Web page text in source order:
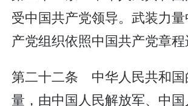
受中国共产党领导。武装力
产党组织依照中国共产党章程
第二十二条 中华人民共和国
量，由中国人民解放军、中